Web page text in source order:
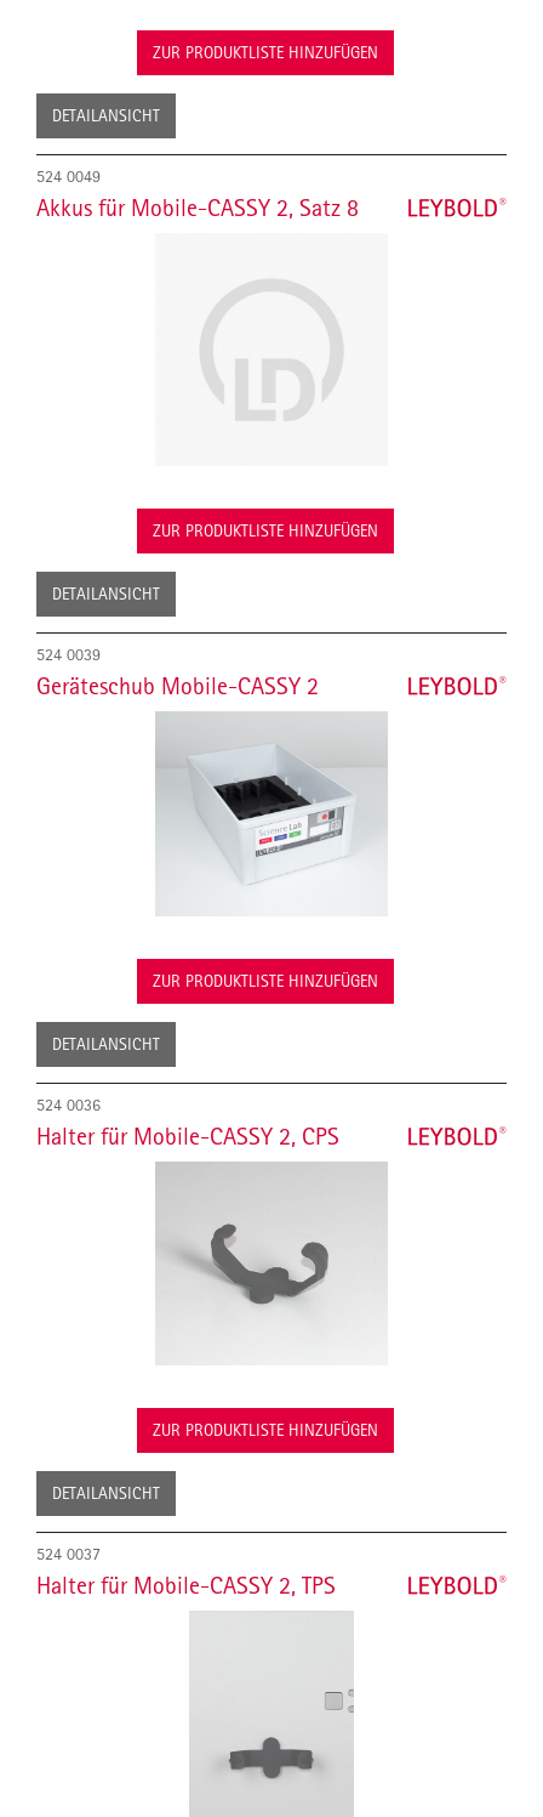
ZUR PRODUKTLISTE HINZUFÜGEN
DETAILANSICHT
524 0049
Akkus für Mobile-CASSY 2, Satz 8
ZUR PRODUKTLISTE HINZUFÜGEN
DETAILANSICHT
524 0039
Geräteschub Mobile-CASSY 2
ZUR PRODUKTLISTE HINZUFÜGEN
DETAILANSICHT
524 0036
Halter für Mobile-CASSY 2, CPS
ZUR PRODUKTLISTE HINZUFÜGEN
DETAILANSICHT
524 0037
Halter für Mobile-CASSY 2, TPS